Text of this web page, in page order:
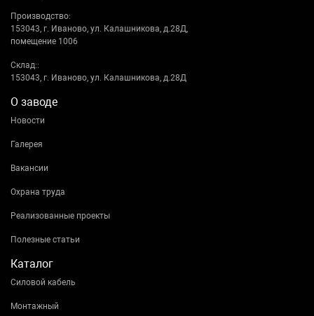
Производство:
153043, г. Иваново, ул. Калашникова, д.28Д,
помещение 1006
Склад::
153043, г. Иваново, ул. Калашникова, д.28Д
О заводе
Новости
Галерея
Вакансии
Охрана труда
Реализованные проекты
Полезные статьи
Каталог
Силовой кабель
Монтажный